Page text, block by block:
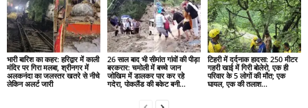
भारी बारिश का कहर: हरिद्वार में काली
मंदिर पर गिरा मलबा, श्रीनगर में
अलकनंदा का जलस्तर खतरे से नीचे
लेकिन अलर्ट जारी
26 साल बाद भी सीमांत गांवों की पीड़ा
बरकरार: चमोली में बच्चे जान
जोखिम में डालकर पार कर रहे
गदेरा, पोकलैंड की बकेट बनी...
टिहरी में दर्दनाक हादसा: 250 मीटर
गहरी खाई में गिरी बोलेरो, एक ही
परिवार के 5 लोगों की मौत; एक
घायल, एक की तलाश...